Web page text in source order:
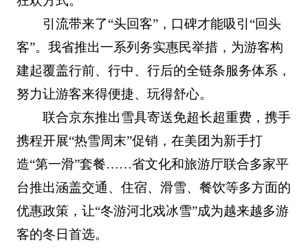
引流带来了“头回客”，口碑才能吸引“回头
客”。我省推出一系列务实惠民举措，为游客构
建起覆盖行前、行中、行后的全链条服务体系，
努力让游客来得便捷、玩得舒心。
联合京东推出雪具寄送免超长超重费，携手
携程开展“热雪周末”促销，在美团为新手打
造“第一滑”套餐……省文化和旅游厅联合多家平
台推出涵盖交通、住宿、滑雪、餐饮等多方面的
优惠政策，让“冬游河北戏冰雪”成为越来越多游
客的冬日首选。